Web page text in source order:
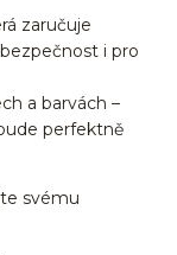
zaručuje
i pro
a barvách –
perfektně
svému